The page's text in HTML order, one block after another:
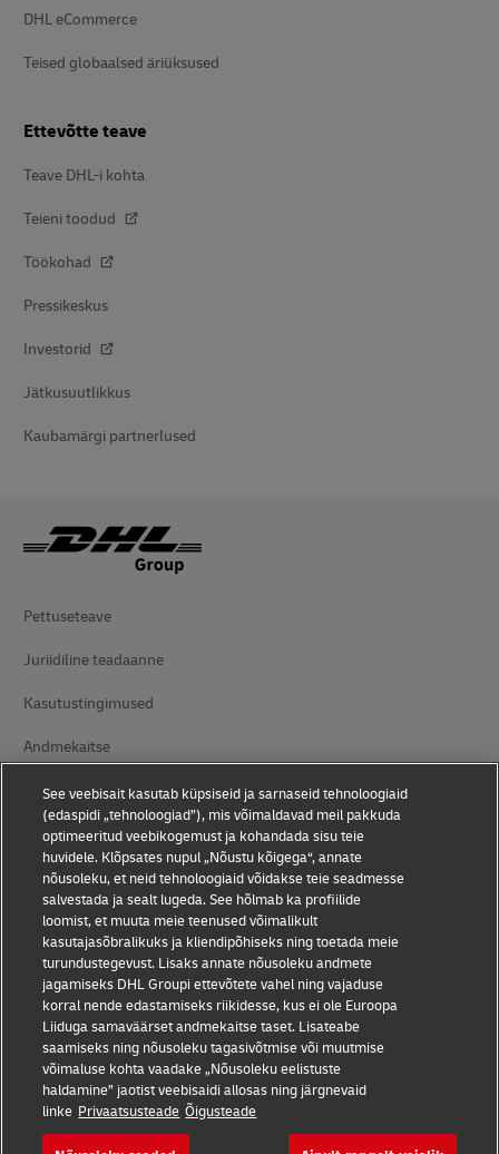
DHL eCommerce
Teised globaalsed äriüksused
Ettevõtte teave
Teave DHL-i kohta
Teieni toodud
Töökohad
Pressikeskus
Investorid
Jätkusuutlikkus
Kaubamärgi partnerlused
Pettuseteave
Juriidiline teadaanne
Kasutustingimused
Andmekaitse
Juurdepääsetavus
Lisateave
Küpsiste seaded
Jälgige meid
2026 © - all rights reserved
See veebisait kasutab küpsiseid ja sarnaseid tehnoloogiaid
(edaspidi „tehnoloogiad”), mis võimaldavad meil pakkuda
optimeeritud veebikogemust ja kohandada sisu teie
huvidele. Klõpsates nupul „Nõustu kõigega“, annate
nõusoleku, et neid tehnoloogiaid võidakse teie seadmesse
salvestada ja sealt lugeda. See hõlmab ka profiilide
loomist, et muuta meie teenused võimalikult
kasutajasõbralikuks ja kliendipõhiseks ning toetada meie
turundustegevust. Lisaks annate nõusoleku andmete
jagamiseks DHL Groupi ettevõtete vahel ning vajaduse
korral nende edastamiseks riikidesse, kus ei ole Euroopa
Liiduga samaväärset andmekaitse taset. Lisateabe
saamiseks ning nõusoleku tagasivõtmise või muutmise
võimaluse kohta vaadake „Nõusoleku eelistuste
haldamine” jaotist veebisaidi allosas ning järgnevaid
linke Privaatsusteade Õigusteade